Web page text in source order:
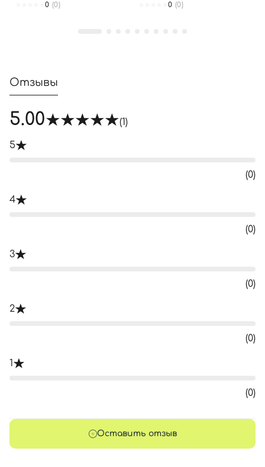
0 (0)
0 (0)
Отзывы
5.00 (1)
5
(0)
4
(0)
3
(0)
2
(0)
1
(0)
Оставить отзыв